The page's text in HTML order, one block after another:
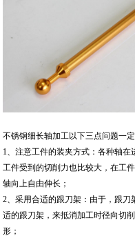
不锈钢细长轴加工以下三点问题一
1、注意工件的装夹方式：各种轴
工件受到的切削力也比较大，在工
轴向上自由伸长；
2、采用合适的跟刀架：由于，跟
适的跟刀架，来抵消加工时径向切
形；